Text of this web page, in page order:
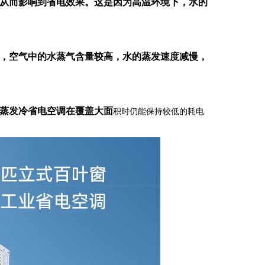
而影响到省电效果。这是因为高温环境下，水的
空气中的水蒸气含量较高，水的蒸发速度减慢，
发冷省电空调在覆盖大面积时仍能保持较低的耗电